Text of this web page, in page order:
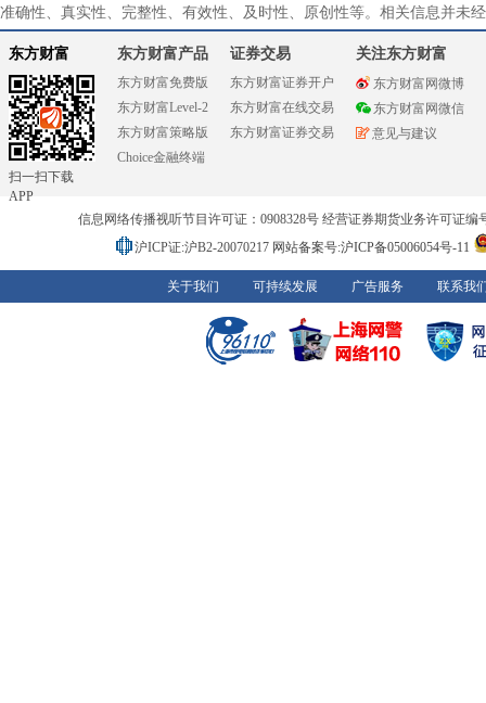
准确性、真实性、完整性、有效性、及时性、原创性等。相关信息并未
东方财富
扫一扫下载
APP
东方财富产品
东方财富免费版
东方财富Level-2
东方财富策略版
Choice金融终端
证券交易
东方财富证券开户
东方财富在线交易
东方财富证券交易
关注东方财富
东方财富网微博
东方财富网微信
意见与建议
信息网络传播视听节目许可证：0908328号 经营证券期货业务许可证编
沪ICP证:沪B2-20070217 网站备案号:沪ICP备05006054号-11
关于我们 可持续发展 广告服务 联系我